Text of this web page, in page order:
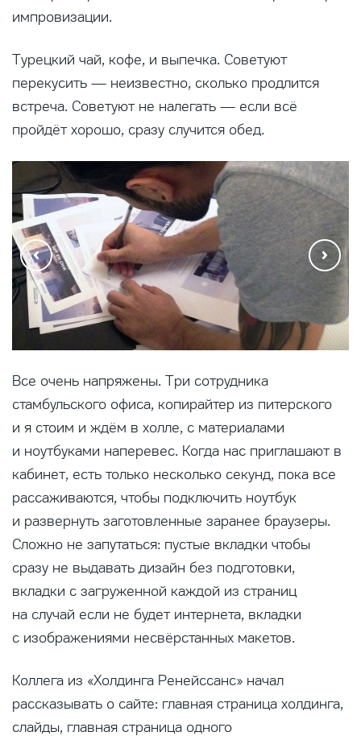
импровизации.
Турецкий чай, кофе, и выпечка. Советуют
перекусить — неизвестно, сколько продлится
встреча. Советуют не налегать — если всё
пройдёт хорошо, сразу случится обед.
Все очень напряжены. Три сотрудника
стамбульского офиса, копирайтер из питерского
и я стоим и ждём в холле, с материалами
и ноутбуками наперевес. Когда нас приглашают в
кабинет, есть только несколько секунд, пока все
рассаживаются, чтобы подключить ноутбук
и развернуть заготовленные заранее браузеры.
Сложно не запутаться: пустые вкладки чтобы
сразу не выдавать дизайн без подготовки,
вкладки с загруженной каждой из страниц
на случай если не будет интернета, вкладки
с изображениями несвёрстанных макетов.
Коллега из «Холдинга Ренейссанс» начал
рассказывать о сайте: главная страница холдинга,
слайды, главная страница одного